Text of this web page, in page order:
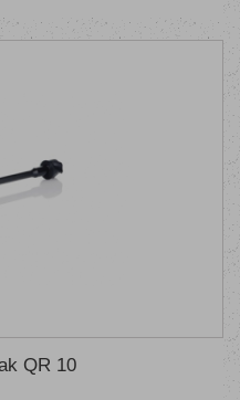
QR 10